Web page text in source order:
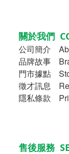
關於我們
公司簡介
品牌故事
門市據點
徵才訊息
隱私條款
售後服務